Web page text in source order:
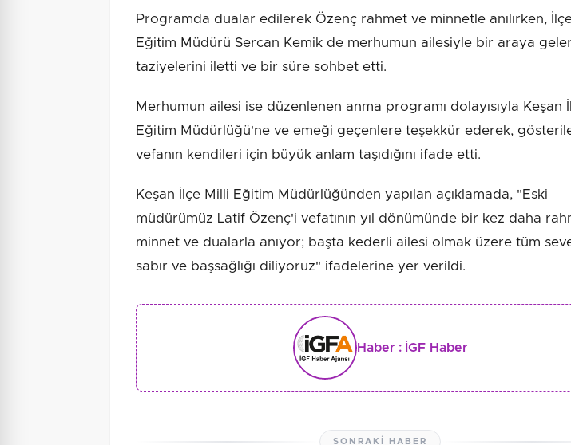
Programda dualar edilerek Özenç rahmet ve minnetle anılırken,
Eğitim Müdürü Sercan Kemik de merhumun ailesiyle bir araya
taziyelerini iletti ve bir süre sohbet etti.
Merhumun ailesi ise düzenlenen anma programı dolayısıyla Keşan
Eğitim Müdürlüğü'ne ve emeği geçenlere teşekkür ederek,
vefanın kendileri için büyük anlam taşıdığını ifade etti.
Keşan İlçe Milli Eğitim Müdürlüğünden yapılan açıklamada, "Eski
müdürümüz Latif Özenç'i vefatının yıl dönümünde bir kez daha
minnet ve dualarla anıyor; başta kederli ailesi olmak üzere tüm
sabır ve başsağlığı diliyoruz" ifadelerine yer verildi.
Haber : İGF Haber
SONRAKI HABER